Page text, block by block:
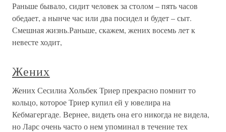
Раньше бывало, сидит человек за столом – пять часов
обедает, а нынче час или два посидел и будет – сыт.
Смешная жизнь.Раньше, скажем, жених восемь лет к
невесте ходит,
Жених
Жених Сесилиа Хольбек Триер прекрасно помнит то
кольцо, которое Триер купил ей у ювелира на
Кебмагергаде. Вернее, видеть она его никогда не видела,
но Ларс очень часто о нем упоминал в течение тех